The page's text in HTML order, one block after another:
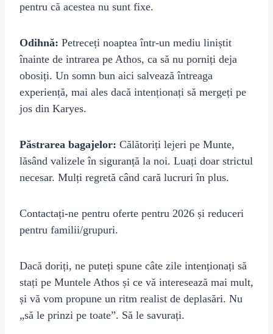
pentru că acestea nu sunt fixe.
Odihnă: Petreceți noaptea într‑un mediu liniștit
înainte de intrarea pe Athos, ca să nu porniți deja
obosiți. Un somn bun aici salvează întreaga
experiență, mai ales dacă intenționați să mergeți pe
jos din Karyes.
Păstrarea bagajelor: Călătoriți lejeri pe Munte,
lăsând valizele în siguranță la noi. Luați doar strictul
necesar. Mulți regretă când cară lucruri în plus.
Contactați-ne pentru oferte pentru 2026 și reduceri
pentru familii/grupuri.
Dacă doriți, ne puteți spune câte zile intenționați să
stați pe Muntele Athos și ce vă interesează mai mult,
și vă vom propune un ritm realist de deplasări. Nu
„să le prinzi pe toate”. Să le savurați.